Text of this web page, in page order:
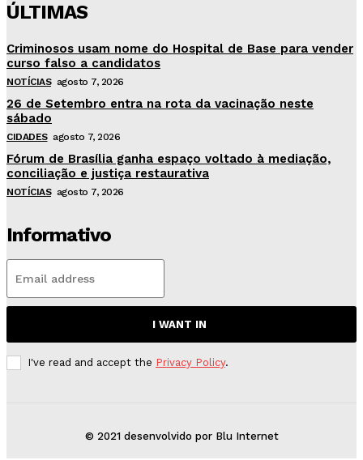
ÚLTIMAS
Criminosos usam nome do Hospital de Base para vender
curso falso a candidatos
NOTÍCIAS agosto 7, 2026
26 de Setembro entra na rota da vacinação neste
sábado
CIDADES agosto 7, 2026
Fórum de Brasília ganha espaço voltado à mediação,
conciliação e justiça restaurativa
NOTÍCIAS agosto 7, 2026
Informativo
I WANT IN
I've read and accept the Privacy Policy.
© 2021 desenvolvido por Blu Internet